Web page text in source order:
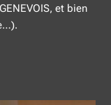
et bien